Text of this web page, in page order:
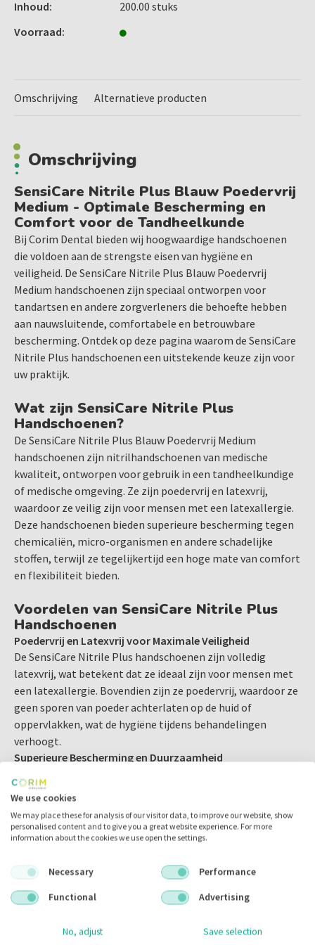
stoffen, terwijl ze tegelijkertijd een hoge mate van comfort
De SensiCare Nitrile Plus handschoenen zijn volledig
geen sporen van poeder achterlaten op de huid of
oppervlakken, wat de hygiëne tijdens behandelingen
verhoogt.
Superieure Bescherming en Duurzaamheid
Deze nitrilhandschoenen bieden een hoge mate van
bescherming tegen chemische stoffen, virussen en
bacteriën. De SensiCare Nitrile Plus handschoenen zijn
bestand tegen scheuren en perforaties, wat essentieel is in
een drukke tandartspraktijk waar veiligheid vooropstaat.
Perfecte Pasvorm en Comfort
De X-Small maat is ontworpen voor mensen met kleinere
handen, waardoor de handschoenen nauw aansluiten en een
uitstekend tastgevoel bieden. Dit zorgt voor een betere
grip en meer controle tijdens delicate tandheelkundige
procedures, wat cruciaal is voor precisiewerk.
Dankzij het dunne maar sterke materiaal bieden de
SensiCare Nitrile Plus handschoenen een hoog tactiel
gevoel, zodat tandartsen en zorgverleners procedures
nauwkeurig kunnen uitvoeren zonder aan bescherming in te
boeten.
Toepassingen van SensiCare Nitrile Plus Handschoenen
De SensiCare Nitrile Plus handschoenen zijn geschikt voor
een breed scala aan tandheelkundige en medische
toepassingen, zoals:
Routine tandheelkundige behandelingen
Laboratoriumwerk
Algemene patiëntenzorg
Deze handschoenen bieden betrouwbare bescherming
tegen contaminatie en zorgen ervoor dat u veilig kunt
werken, zelfs in situaties met een verhoogd risico op
blootstelling aan chemicaliën of ziekteverwekkers.
Verkrijgbaar in de maten:
XS,S,M
Inhoud:
200.00 stuks
Voorraad:
Omschrijving Alternatieve producten
Omschrijving
SensiCare Nitrile Plus Blauw Poedervrij
Medium - Optimale Bescherming en
Comfort voor de Tandheelkunde
Bij Corim Dental bieden wij hoogwaardige handschoenen
die voldoen aan de strengste eisen van hygiëne en
veiligheid. De SensiCare Nitrile Plus Blauw Poedervrij
Medium handschoenen zijn speciaal ontworpen voor
tandartsen en andere zorgverleners die behoefte hebben
aan nauwsluitende, comfortabele en betrouwbare
bescherming. Ontdek op deze pagina waarom de SensiCare
Nitrile Plus handschoenen een uitstekende keuze zijn voor
uw praktijk.
Wat zijn SensiCare Nitrile Plus
Handschoenen?
De SensiCare Nitrile Plus Blauw Poedervrij Medium
handschoenen zijn nitrilhandschoenen van medische
kwaliteit, ontworpen voor gebruik in een tandheelkundige
of medische omgeving. Ze zijn poedervrij en latexvrij,
waardoor ze veilig zijn voor mensen met een latexallergie.
Deze handschoenen bieden superieure bescherming tegen
chemicaliën, micro-organismen en andere schadelijke
stoffen, terwijl ze tegelijkertijd een hoge mate van comfort
en flexibiliteit bieden.
Voordelen van SensiCare Nitrile Plus
Handschoenen
Poedervrij en Latexvrij voor Maximale Veiligheid
De SensiCare Nitrile Plus handschoenen zijn volledig
latexvrij, wat betekent dat ze ideaal zijn voor mensen met
een latexallergie. Bovendien zijn ze poedervrij, waardoor ze
geen sporen van poeder achterlaten op de huid of
oppervlakken, wat de hygiëne tijdens behandelingen
verhoogt.
Superieure Bescherming en Duurzaamheid
bescherming tegen chemische stoffen, virussen en
bestand tegen scheuren en perforaties, wat essentieel is in
een drukke tandartspraktijk waar veiligheid vooropstaat.
De X-Small maat is ontworpen voor mensen met kleinere
handen, waardoor de handschoenen nauw aansluiten en een
uitstekend tastgevoel bieden. Dit zorgt voor een betere
grip en meer controle tijdens delicate tandheelkundige
procedures, wat cruciaal is voor precisiewerk.
We use cookies
We may place these for analysis of our visitor data, to improve our website, show
personalised content and to give you a great website experience. For more
information about the cookies we use open the settings.
Necessary
Performance
Functional
Advertising
No, adjust Save selection